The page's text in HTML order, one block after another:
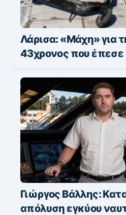
Λάρισα: «Μάχη» για
43χρονος που έπεσε
Γιώργος Βάλλης:
απόλυση εγκύου